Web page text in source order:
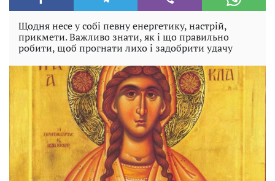
Щодня несе у собі певну енергетику, настрій,
прикмети. Важливо знати, як і що правильно
робити, щоб прогнати лихо і задобрити удачу